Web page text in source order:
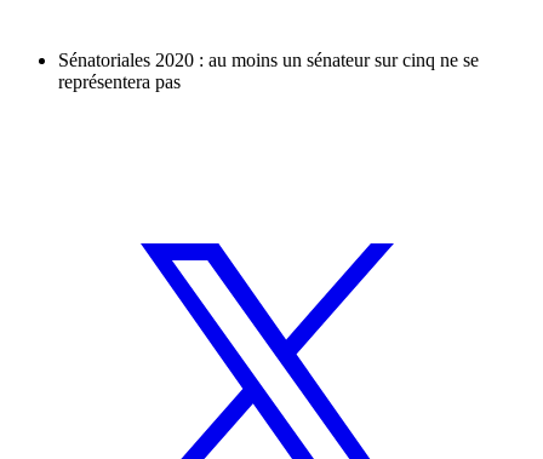
Sénatoriales 2020 : au moins un sénateur sur cinq ne se
représentera pas